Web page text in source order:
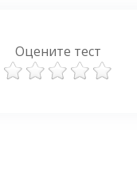
Оцените тест